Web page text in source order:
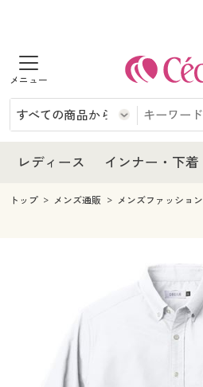
商品を探す
レディース
レディースファッション
インナー・下着
インナー・下着通販すべて
ジュニア・ティーンズ下着
メンズ
メンズ下着
キッチン・雑貨・日用品
寝具・インテリア・家具
寝具・インテリア・家具通販すべて
家具・収納
美容・健康
美容・健康通販すべて
制服・スクール
レディース インナー・下着
レディース
レディース通販すべて
レディースファッション
インナー・下着
インナー・下着通販すべて
ジュニア・ティーンズ下着
メンズ
キッチン・雑貨・日用品
寝具・インテリア・家具通販すべて
寝具・ベッド
美容・健康通販すべて
美容・健康・サプリメント
制服・スクール
制服・スクールすべて
大きいサイズ
トップ メンズ通販 メンズファッション